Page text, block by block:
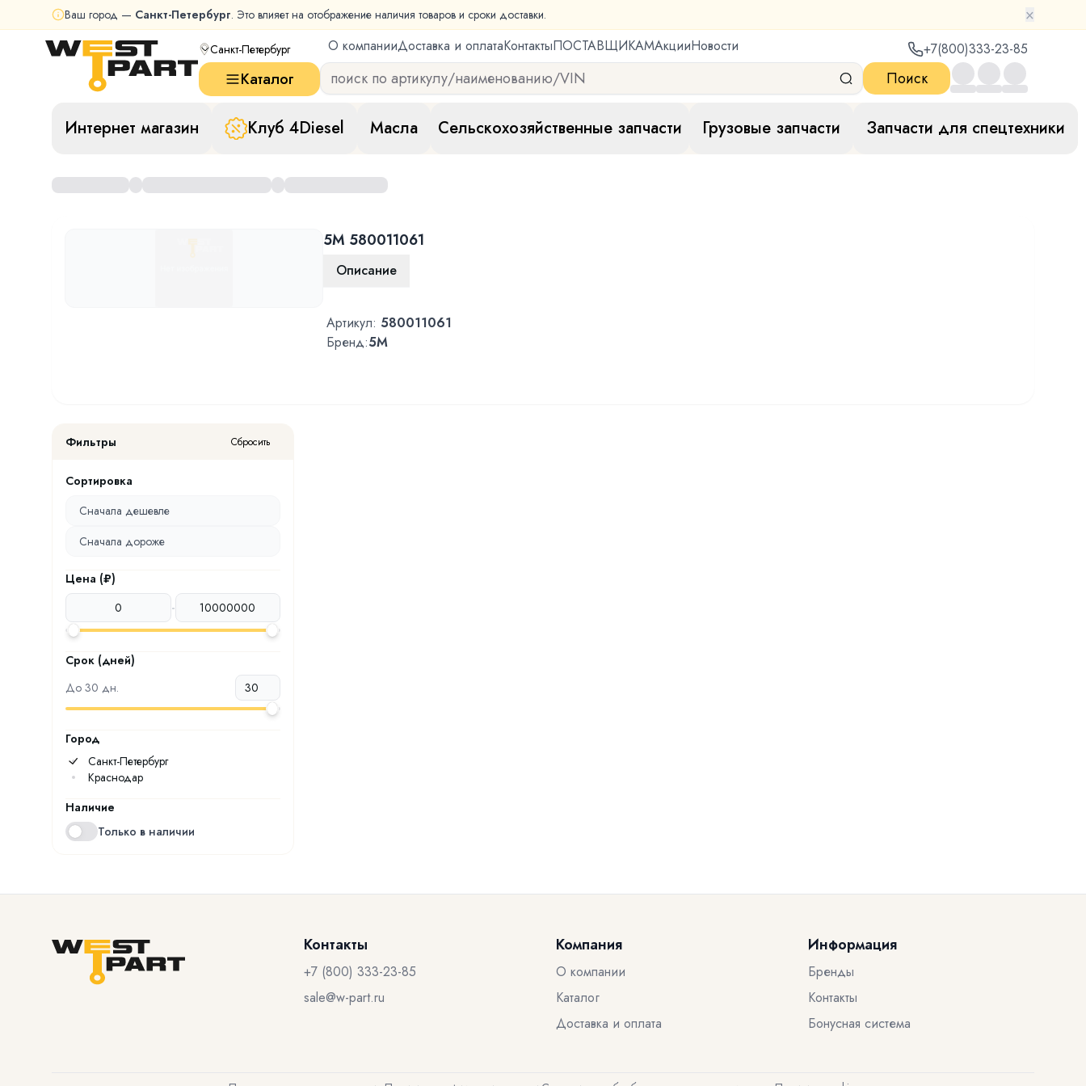
Ваш город — Санкт-Петербург. Это влияет на отображение наличия товаров и сроки доставки. ×
Санкт-Петербург О компанииДоставка и оплатаКонтактыПОСТАВЩИКАМАкцииНовости +7(800)333-23-85
Каталог Поиск
Интернет магазин Клуб 4Diesel Масла Сельскохозяйственные запчасти Грузовые запчасти Запчасти для спецтехники
5M 580011061
Описание
Артикул: 580011061
Бренд:5M
Фильтры Сбросить
Сортировка
Сначала дешевле
Сначала дороже
Цена (₽)
-
Срок (дней)
До 30 дн.
Город
Санкт-Петербург
Краснодар
Наличие
Только в наличии
Контакты
+7 (800) 333-23-85
sale@w-part.ru
Компания
О компании
Каталог
Доставка и оплата
Информация
Бренды
Контакты
Бонусная система